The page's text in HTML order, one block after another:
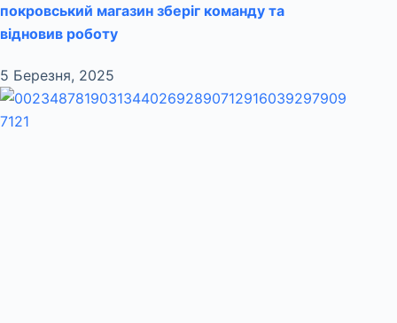
покровський магазин зберіг команду та
відновив роботу
5 Березня, 2025